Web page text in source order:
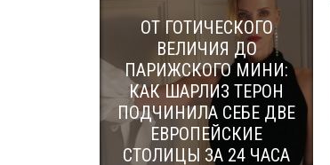
ОТ ГОТИЧЕСКОГО
ВЕЛИЧИЯ ДО
ПАРИЖСКОГО МИНИ:
КАК ШАРЛИЗ ТЕРОН
ПОДЧИНИЛА СЕБЕ ДВЕ
ЕВРОПЕЙСКИЕ
СТОЛИЦЫ ЗА 24 ЧАСА